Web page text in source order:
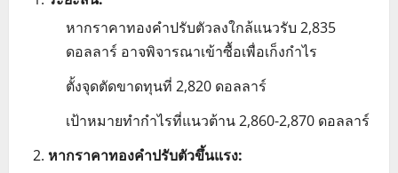
หากราคาทองคำปรับตัวลงใกล้แนวรับ 2,835
ดอลลาร์ อาจพิจารณาเข้าซื้อเพื่อเก็งกำไร
ตั้งจุดตัดขาดทุนที่ 2,820 ดอลลาร์
เป้าหมายทำกำไรที่แนวต้าน 2,860-2,870 ดอลลาร์
หากราคาทองคำปรับตัวขึ้นแรง: